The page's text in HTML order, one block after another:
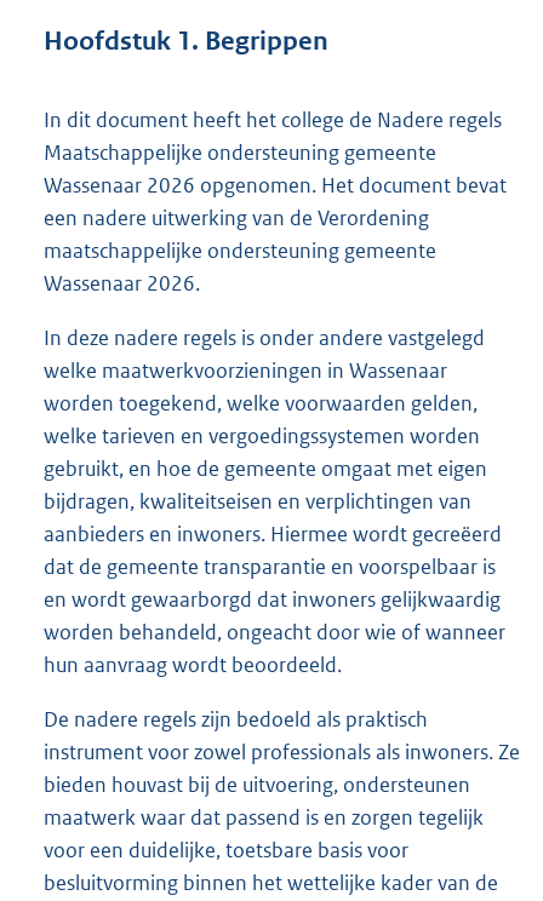
Hoofdstuk 1. Begrippen
In dit document heeft het college de Nadere regels
Maatschappelijke ondersteuning gemeente
Wassenaar 2026 opgenomen. Het document bevat
een nadere uitwerking van de Verordening
maatschappelijke ondersteuning gemeente
Wassenaar 2026.
In deze nadere regels is onder andere vastgelegd
welke maatwerkvoorzieningen in Wassenaar
worden toegekend, welke voorwaarden gelden,
welke tarieven en vergoedingssystemen worden
gebruikt, en hoe de gemeente omgaat met eigen
bijdragen, kwaliteitseisen en verplichtingen van
aanbieders en inwoners. Hiermee wordt gecreëerd
dat de gemeente transparantie en voorspelbaar is
en wordt gewaarborgd dat inwoners gelijkwaardig
worden behandeld, ongeacht door wie of wanneer
hun aanvraag wordt beoordeeld.
De nadere regels zijn bedoeld als praktisch
instrument voor zowel professionals als inwoners. Ze
bieden houvast bij de uitvoering, ondersteunen
maatwerk waar dat passend is en zorgen tegelijk
voor een duidelijke, toetsbare basis voor
besluitvorming binnen het wettelijke kader van de